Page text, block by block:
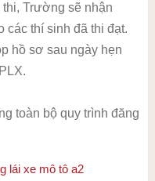
Trường sẽ nhận
các thí sinh đã thi đạt.
hồ sơ sau ngày hẹn
toàn bộ quy trình đăng
lái xe mô tô a2